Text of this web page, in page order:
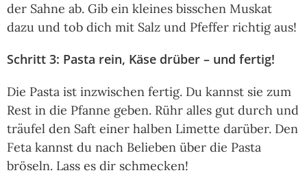
der Sahne ab. Gib ein kleines bisschen Muskat
dazu und tob dich mit Salz und Pfeffer richtig aus!
Schritt 3: Pasta rein, Käse drüber – und fertig!
Die Pasta ist inzwischen fertig. Du kannst sie zum
Rest in die Pfanne geben. Rühr alles gut durch und
träufel den Saft einer halben Limette darüber. Den
Feta kannst du nach Belieben über die Pasta
bröseln. Lass es dir schmecken!